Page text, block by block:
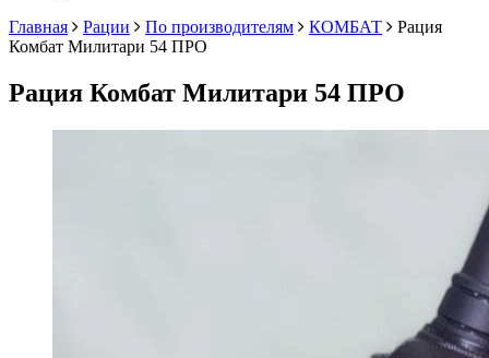
Главная
Рации По производителям КОМБАТ
Рация
Комбат Милитари 54 ПРО
Рация Комбат Милитари 54 ПРО